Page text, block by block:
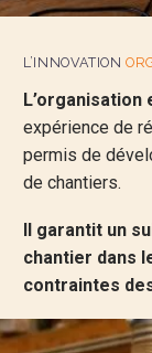
L’INNOVATION
expérience de
permis de
de chantiers.
Il garantit un
chantier dans
contraintes